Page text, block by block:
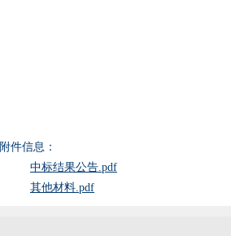
附件信息：
中标结果公告.pdf
其他材料.pdf